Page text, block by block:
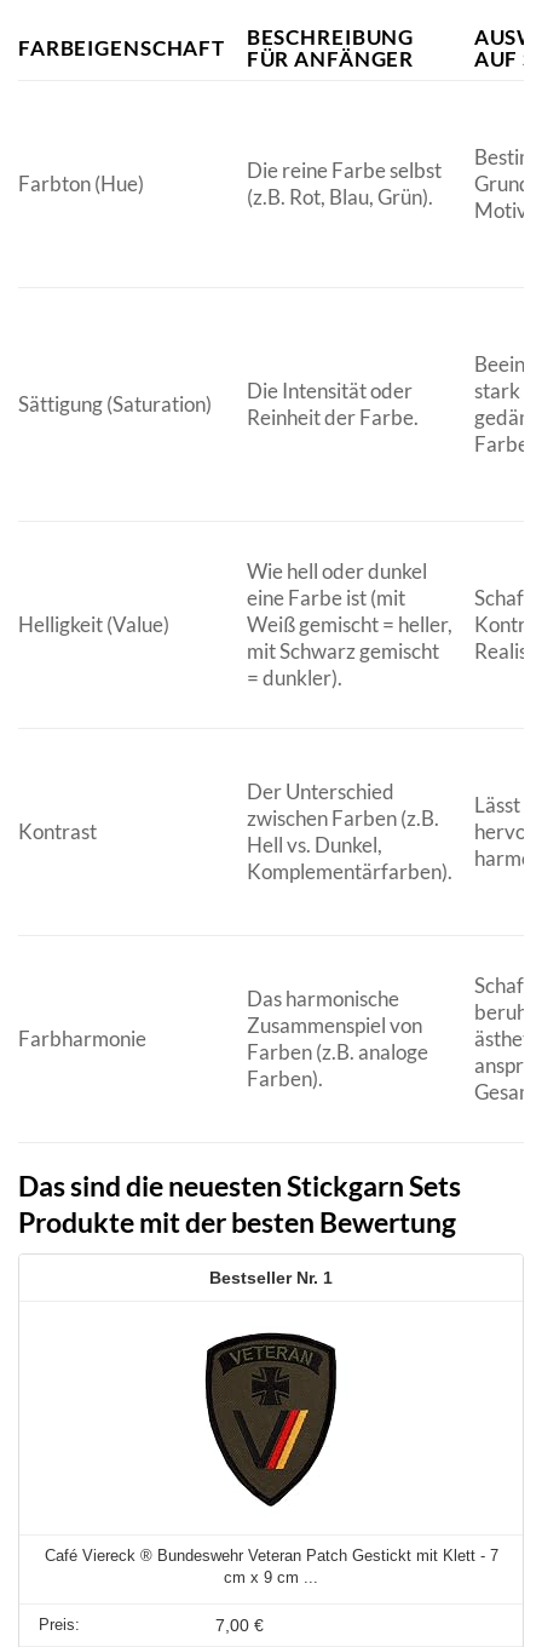
FARBEIGENSCHAFT
BESCHREIBUNG
FÜR ANFÄNGER
AUF
Farbton (Hue)
Die reine Farbe selbst
(z.B. Rot, Blau, Grün).
Motivs.
Sättigung (Saturation)
Die Intensität oder
Reinheit der Farbe.
stark
Helligkeit (Value)
Wie hell oder dunkel
eine Farbe ist (mit
Weiß gemischt = heller,
mit Schwarz gemischt
= dunkler).
Schafft
Kontrast
Der Unterschied
zwischen Farben (z.B.
Hell vs. Dunkel,
Komplementärfarben).
Lässt
Farbharmonie
Das harmonische
Zusammenspiel von
Farben (z.B. analoge
Farben).
Schafft
Das sind die neuesten Stickgarn Sets
Produkte mit der besten Bewertung
1
Café Viereck ® Bundeswehr Veteran Patch Gestickt mit Klett - 7
cm x 9 cm ...
7,00 €